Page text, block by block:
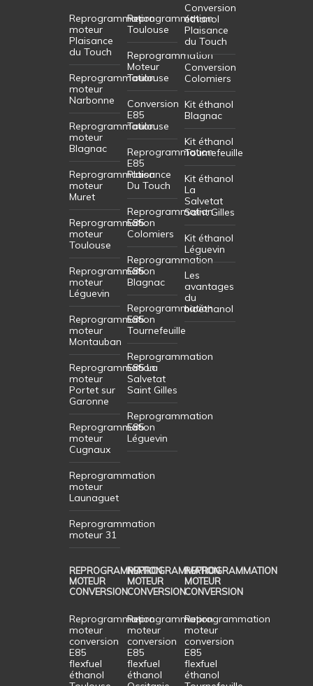
Reprogrammation
moteur
Plaisance
du Touch
Reprogrammation
moteur
Narbonne
Reprogrammation
moteur
Blagnac
Reprogrammation
moteur
Muret
Reprogrammation
moteur
Toulouse
Reprogrammation
moteur
Léguevin
Reprogrammation
moteur
Montauban
Reprogrammation
moteur
Portet sur
Garonne
Reprogrammation
moteur
Cugnaux
Reprogrammation
moteur
Launaguet
Reprogrammation
moteur 31
Reprogrammation
Toulouse
Reprogrammation
Moteur
Toulouse
Conversion
E85
Toulouse
Reprogrammation
E85
Plaisance
Du Touch
Reprogrammation
E85
Colomiers
Reprogrammation
E85
Blagnac
Reprogrammation
E85
Tournefeuille
Reprogrammation
E85 La
Salvetat
Saint Gilles
Reprogrammation
E85
Léguevin
Conversion
éthanol
Plaisance
du Touch
Conversion
Colomiers
Kit éthanol
Blagnac
Kit éthanol
Tournefeuille
Kit éthanol
La
Salvetat
Saint Gilles
Kit éthanol
Léguevin
Les
avantages
du
bioéthanol
REPROGRAMMATION
MOTEUR
CONVERSION
Reprogrammation
moteur
conversion
E85
flexfuel
éthanol
REPROGRAMMATION
MOTEUR
CONVERSION
Reprogrammation
moteur
conversion
E85
flexfuel
éthanol
REPROGRAMMATION
MOTEUR
CONVERSION
Reprogrammation
moteur
conversion
E85
flexfuel
éthanol